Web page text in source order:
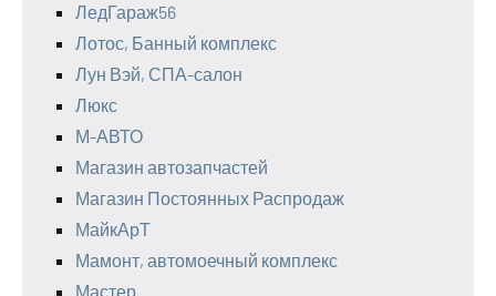
ЛедГараж56
Лотос, Банный комплекс
Лун Вэй, СПА-салон
Люкс
М-АВТО
Магазин автозапчастей
Магазин Постоянных Распродаж
МайкАрТ
Мамонт, автомоечный комплекс
Мастер